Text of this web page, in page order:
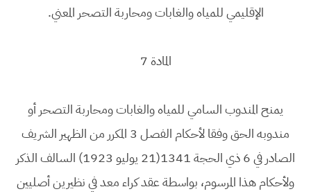
الإقليمي للمياه والغابات ومحاربة التصحر المعني.
المادة 7
يمنح المندوب السامي للمياه والغابات ومحاربة التصحر أو
مندوبه الحق وفقا لأحكام الفصل 3 المكرر من الظهير الشريف
الصادر في 6 ذي الحجة 1341(21 يوليو 1923) السالف الذكر
ولأحكام هذا المرسوم، بواسطة عقد كراء معد في نظيرين أصليين